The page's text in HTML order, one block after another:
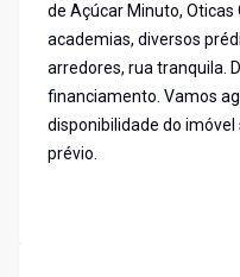
de Açúcar Minuto, Oticas
academias, diversos
arredores, rua tranquila.
financiamento. Vamos
disponibilidade do
prévio.